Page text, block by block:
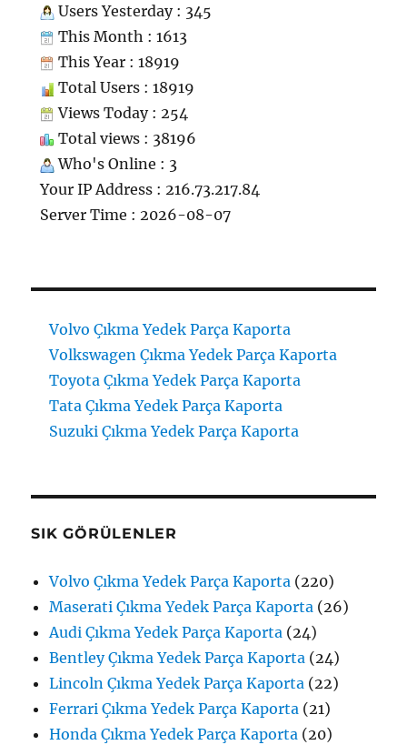
Users Yesterday : 345
This Month : 1613
This Year : 18919
Total Users : 18919
Views Today : 254
Total views : 38196
Who's Online : 3
Your IP Address : 216.73.217.84
Server Time : 2026-08-07
Volvo Çıkma Yedek Parça Kaporta
Volkswagen Çıkma Yedek Parça Kaporta
Toyota Çıkma Yedek Parça Kaporta
Tata Çıkma Yedek Parça Kaporta
Suzuki Çıkma Yedek Parça Kaporta
SIK GÖRÜLENLER
Volvo Çıkma Yedek Parça Kaporta (220)
Maserati Çıkma Yedek Parça Kaporta (26)
Audi Çıkma Yedek Parça Kaporta (24)
Bentley Çıkma Yedek Parça Kaporta (24)
Lincoln Çıkma Yedek Parça Kaporta (22)
Ferrari Çıkma Yedek Parça Kaporta (21)
Honda Çıkma Yedek Parça Kaporta (20)